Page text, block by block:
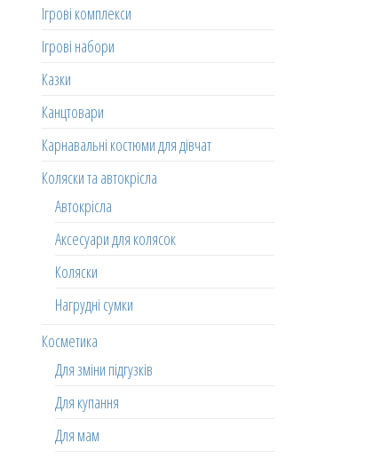
Ігрові комплекси
Ігрові набори
Казки
Канцтовари
Карнавальні костюми для дівчат
Коляски та автокрісла
Автокрісла
Аксесуари для колясок
Коляски
Нагрудні сумки
Косметика
Для зміни підгузків
Для купання
Для мам